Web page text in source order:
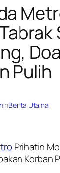
Pulih
inBerita Utama
Prihatin
Korban